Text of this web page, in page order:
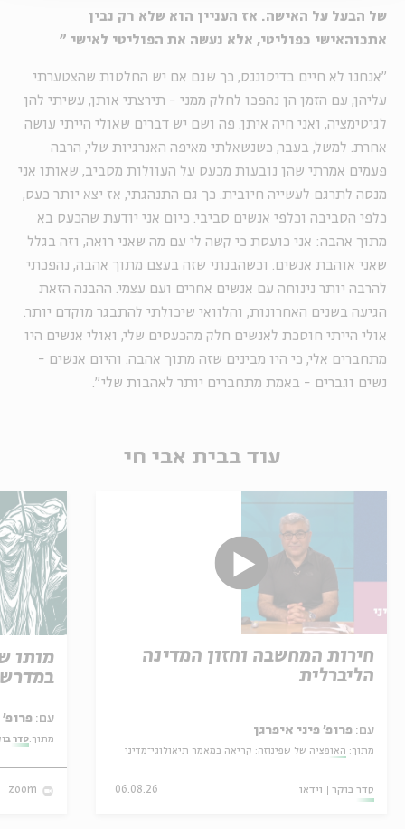
של הבעל על האישה. אז העניין הוא שלא רק נבין
אתכוהאישי כפוליטי, אלא נעשה את הפוליטי לאישי "
"אנחנו לא חיים בדיסוננס, כך שגם אם יש החלטות שהצטערתי
עליהן, עם הזמן הן נהפכו לחלק ממני - תירצתי אותן, עשיתי להן
לגיטימציה, ואני חיה איתן. פה ושם יש דברים שאולי הייתי עושה
אחרת. למשל, בעבר, כשנשאלתי מאיפה האנרגיות שלי, הרבה
פעמים אמרתי שהן נובעות מכעס על העוולות מסביב, שאותו אני
מנסה לתרגם לעשייה חיובית. כך גם התנהגתי, אז יצא יותר כעס,
כלפי הסביבה וכלפי אנשים סביבי. כיום אני יודעת שהכעס בא
מתוך אהבה: אני כועסת כי קשה לי עם מה שאני רואה, וזה בגלל
שאני אוהבת אנשים. וכשהבנתי שזה בעצם מתוך אהבה, נהפכתי
להרבה יותר נינוחה עם אנשים אחרים ועם עצמי. ההבנה הזאת
הגיעה בשנים האחרונות, והלוואי שיכולתי להתבגר מוקדם יותר.
אולי הייתי חוסכת לאנשים חלק מהכעסים שלי, ואולי אנשים היו
מתחברים אלי, כי היו מבינים שזה מתוך אהבה. והיום אנשים -
נשים וגברים - באמת מתחברים יותר לאהבות שלי".
עוד בבית אבי חי
חירות המחשבה וחזון המדינה
הליברלית
עם: פרופ' פיני איפרגן
מתוך: האופציה של שפינוזה: קריאה במאמר תיאולוגי־מדיני
סדר בוקר וידאו 06.08.26
מותו
עם: פרופ' אביגדור שנאן
מתוך:סדר
zoom